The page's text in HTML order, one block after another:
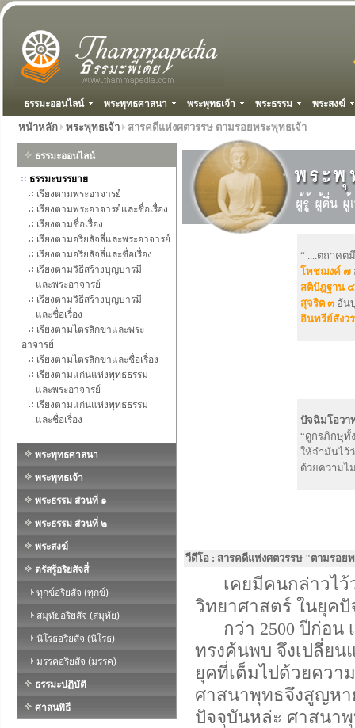
ธรรมะออนไลน์ พระพุทธศาสนา พระพุทธเจ้า พระธรรม พระสงฆ์
หน้าหลัก พระพุทธเจ้า สารคดีแห่งศตวรรษ ตามรอยพระพุทธเจ้า
ธรรมะออนไลน์
ธรรมะบรรยาย
เรียงตามพระอาจารย์
เรียงตามพระอาจารย์และชื่อเรื่อง
เรียงตามชื่อเรื่อง
เรียงตามอริยสัจสี่และพระอาจารย์
เรียงตามอริยสัจสี่และชื่อเรื่อง
เรียงตามวิธีสร้างบุญบารมี
และพระอาจารย์
เรียงตามวิธีสร้างบุญบารมี
และชื่อเรื่อง
เรียงตามไตรสิกขาและพระ
อาจารย์
เรียงตามไตรสิกขาและชื่อเรื่อง
เรียงตามแก่นแห่งพุทธธรรม
และพระอาจารย์
เรียงตามแก่นแห่งพุทธธรรม
และชื่อเรื่อง
พระพุทธศาสนา
พระพุทธเจ้า
พระธรรม ส่วนที่ ๑
พระธรรม ส่วนที่ ๒
พระสงฆ์
ตรัสรู้อริยสัจสี่
ทุกข์อริยสัจ (ทุกข์)
สมุทัยอริยสัจ (สมุทัย)
นิโรธอริยสัจ (นิโรธ)
มรรคอริยสัจ (มรรค)
ธรรมะปฏิบัติ
ศาสนพิธี
“ ....ตถาคตมี
โพชฌงค์ ๗
สติปัฎฐาน ๔
สุจริต ๓ อัน
อินทรีย์สังวร
ปัจฉิมโอวา
“ดูกรภิกษุทั้
ให้จำมั่นไว้
ด้วยความไ
วีดีโอ : สารคดีแห่งศตวรรษ "ตามรอย
เคยมีคนกล่าวไว้
วิทยาศาสตร์ ในยุค
กว่า 2500 ปีก่อน
ทรงค้นพบ จึงเปลี่ย
ยุคที่เต็มไปด้วยควา
ศาสนาพุทธจึงสูญหา
ปัจจุบันหล่ะ ศาสนาพุ